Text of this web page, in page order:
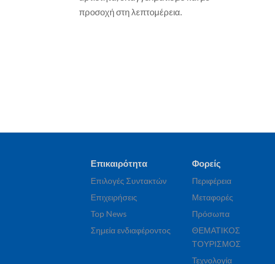
προσοχή στη λεπτομέρεια.
Επικαιρότητα
Επιλογές Συντακτών
Επιχειρήσεις
Top News
Σημεία ενδιαφέροντος
Φορείς
Περιφέρεια
Μεταφορές
Πρόσωπα
ΘΕΜΑΤΙΚΟΣ
ΤΟΥΡΙΣΜΟΣ
Τεχνολογία